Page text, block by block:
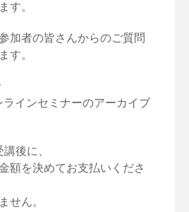
す。
加者の皆さんからのご質問
す。
インセミナーのアーカイブ
後に、
額を決めてお支払いくださ
せん。